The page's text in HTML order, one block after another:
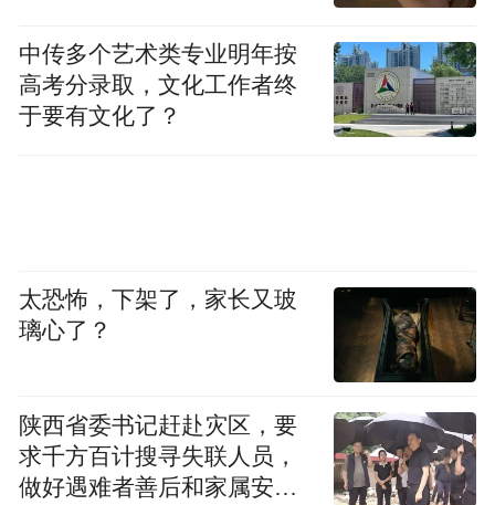
中传多个艺术类专业明年按
高考分录取，文化工作者终
于要有文化了？
太恐怖，下架了，家长又玻
璃心了？
陕西省委书记赶赴灾区，要
求千方百计搜寻失联人员，
做好遇难者善后和家属安抚